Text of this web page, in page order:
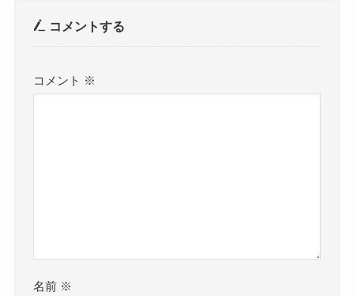
コメントする
コメント ※
名前 ※